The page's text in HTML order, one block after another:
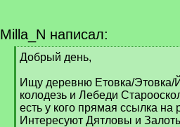
Milla_N написал:
[
]
Добрый день,
Ищу деревню Етовка/Этовка/
колодезь и Лебеди
есть у кого прямая ссылка на
Интересуют Дятловы и